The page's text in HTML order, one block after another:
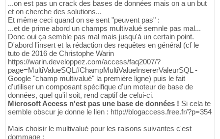
...on est pas un crack des bases de données mais on a un but
et on cherche des solutions...
Et même ceci quand on se sent "peuvent pas" :
...et de prime abord un champs multivalué semnle pas mal...
Donc oui ça semble pas mal mais jusqu'à un certain point.
D'abord l'insert et la rédaction des requêtes en général (cf le
tuto de 2016 de Christophe Warin
https://warin.developpez.com/access/faq2007/?
page=MultiValueSQL#ChampMultiValueInsererValeurSQL -
Google "champ multivalué" la première ligne) puis le fait
d'utiliser un composant spécifique d'un moteur de base de
données, quel qu'il soit, rend captif de celui-ci.
Microsoft Access n'est pas une base de données ! Si cela te
semble obscur je donne le lien : http://blogaccess.free.fr/?p=354
Mais choisir le multivalué pour les raisons suivantes c'est
dommage :